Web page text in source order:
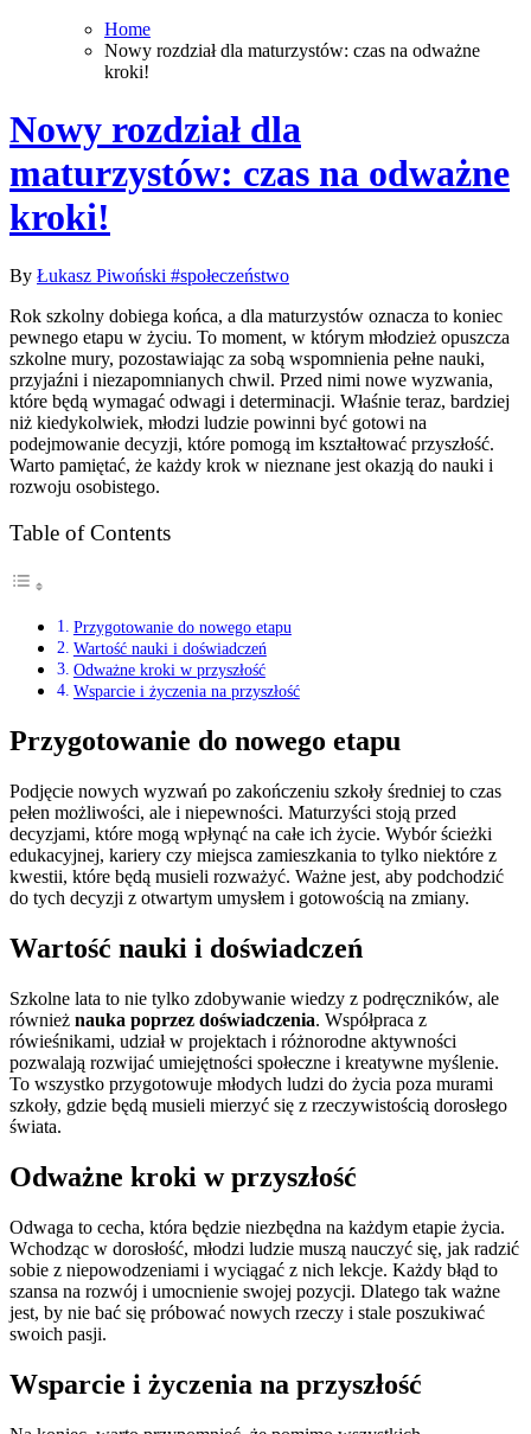
Home
Nowy rozdział dla maturzystów: czas na odważne
kroki!
Nowy rozdział dla
maturzystów: czas na odważne
kroki!
By Łukasz Piwoński #społeczeństwo
Rok szkolny dobiega końca, a dla maturzystów oznacza to koniec
pewnego etapu w życiu. To moment, w którym młodzież opuszcza
szkolne mury, pozostawiając za sobą wspomnienia pełne nauki,
przyjaźni i niezapomnianych chwil. Przed nimi nowe wyzwania,
które będą wymagać odwagi i determinacji. Właśnie teraz, bardziej
niż kiedykolwiek, młodzi ludzie powinni być gotowi na
podejmowanie decyzji, które pomogą im kształtować przyszłość.
Warto pamiętać, że każdy krok w nieznane jest okazją do nauki i
rozwoju osobistego.
Table of Contents
Przygotowanie do nowego etapu
Wartość nauki i doświadczeń
Odważne kroki w przyszłość
Wsparcie i życzenia na przyszłość
Przygotowanie do nowego etapu
Podjęcie nowych wyzwań po zakończeniu szkoły średniej to czas
pełen możliwości, ale i niepewności. Maturzyści stoją przed
decyzjami, które mogą wpłynąć na całe ich życie. Wybór ścieżki
edukacyjnej, kariery czy miejsca zamieszkania to tylko niektóre z
kwestii, które będą musieli rozważyć. Ważne jest, aby podchodzić
do tych decyzji z otwartym umysłem i gotowością na zmiany.
Wartość nauki i doświadczeń
Szkolne lata to nie tylko zdobywanie wiedzy z podręczników, ale
również nauka poprzez doświadczenia. Współpraca z
rówieśnikami, udział w projektach i różnorodne aktywności
pozwalają rozwijać umiejętności społeczne i kreatywne myślenie.
To wszystko przygotowuje młodych ludzi do życia poza murami
szkoły, gdzie będą musieli mierzyć się z rzeczywistością dorosłego
świata.
Odważne kroki w przyszłość
Odwaga to cecha, która będzie niezbędna na każdym etapie życia.
Wchodząc w dorosłość, młodzi ludzie muszą nauczyć się, jak radzić
sobie z niepowodzeniami i wyciągać z nich lekcje. Każdy błąd to
szansa na rozwój i umocnienie swojej pozycji. Dlatego tak ważne
jest, by nie bać się próbować nowych rzeczy i stale poszukiwać
swoich pasji.
Wsparcie i życzenia na przyszłość